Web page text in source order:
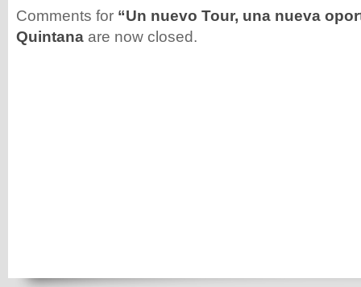
Comments for “Un nuevo Tour, una nueva
Quintana are now closed.